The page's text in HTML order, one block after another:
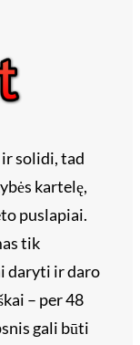
solidi, tad
kartelę,
puslapiai.
tik
daryti ir daro
– per 48
gali būti